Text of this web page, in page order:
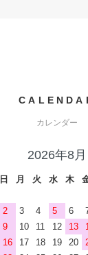
カレンダー
2026年8月
日 月 火 水 木
2
3 4 5 6
9
10 11 12 13
16
17 18 19 20